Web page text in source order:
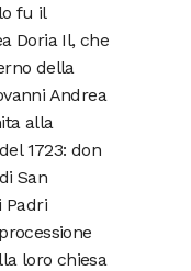
fu il
Doria Il, che
della
Andrea
alla
1723: don
San
Padri
loro chiesa